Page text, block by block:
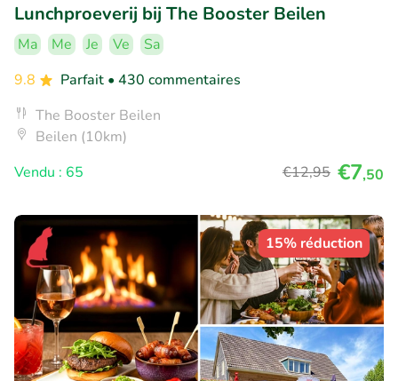
Lunchproeverij bij The Booster Beilen
Ma Me Je Ve
Sa
9.8
Parfait • 430 commentaires
The Booster Beilen
Beilen (10km)
Vendu : 65
€12,95 €7,50
15% réduction